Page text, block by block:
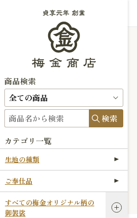
商品検索
検索
カテゴリ一覧
生地の種類
ご奉仕品
すべての梅金オリジナル柄の
御袈裟